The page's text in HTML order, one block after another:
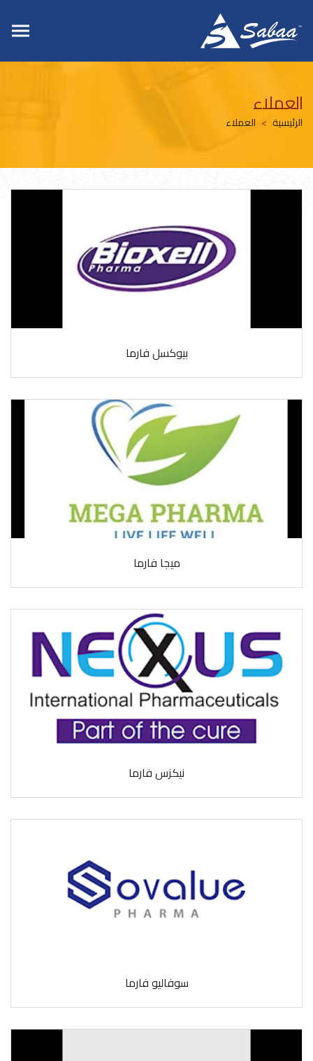
العملاء
الرئيسية العملاء
بيوكسل فارما
ميجا فارما
نيكزس فارما
سوفاليو فارما